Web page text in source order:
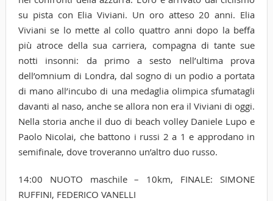
su pista con Elia Viviani. Un oro atteso 20 anni. Elia
Viviani se lo mette al collo quattro anni dopo la beffa
più atroce della sua carriera, compagna di tante sue
notti insonni: da primo a sesto nell’ultima prova
dell’omnium di Londra, dal sogno di un podio a portata
di mano all’incubo di una medaglia olimpica sfumatagli
davanti al naso, anche se allora non era il Viviani di oggi.
Nella storia anche il duo di beach volley Daniele Lupo e
Paolo Nicolai, che battono i russi 2 a 1 e approdano in
semifinale, dove troveranno un’altro duo russo.
14:00 NUOTO maschile – 10km, FINALE: SIMONE
RUFFINI, FEDERICO VANELLI